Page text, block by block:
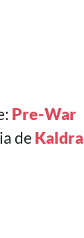
Pre-War
de Kaldra